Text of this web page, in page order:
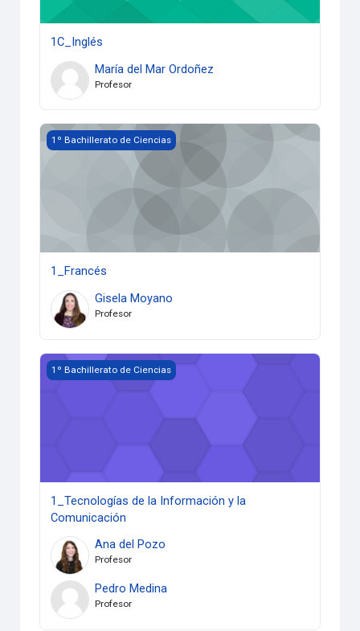
1C_Inglés
María del Mar Ordoñez
Profesor
1_Francés
1º Bachillerato de Ciencias
1_Francés
Gisela Moyano
Profesor
1_Tecnologías de la Información y la Comunicación
1º Bachillerato de Ciencias
1_Tecnologías de la Información y la
Comunicación
Ana del Pozo
Profesor
Pedro Medina
Profesor